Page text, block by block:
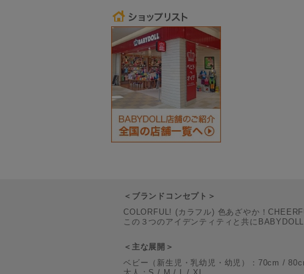
＜ブランドコンセプト＞
COLORFUL! (カラフル) 色あざやか！
この３つのアイデンティティと共に
＜主な展開＞
ベビー（新生児・乳幼児・幼児）：70cm /